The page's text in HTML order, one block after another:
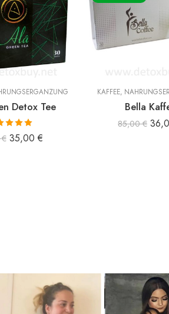
Detox Tee
mit
von 5
€ 35,00 €
KAFFEE,
Bella
85,00€